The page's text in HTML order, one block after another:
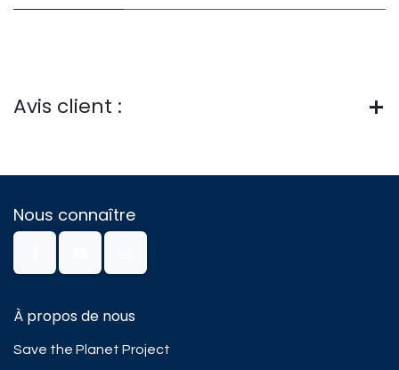
Avis client :
Nous connaître
À propos de nous
Save the Planet Project